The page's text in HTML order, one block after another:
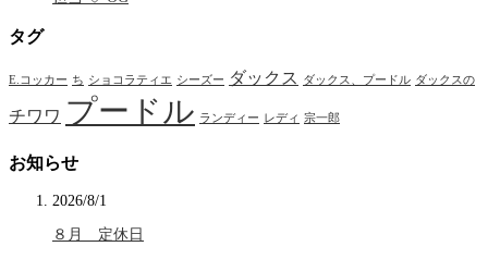
タグ
E.コッカー ち ショコラティエ シーズー ダックス ダックス、プードル ダックスの
チワワ プードル ランディー レディ 宗一郎
お知らせ
2026/8/1
８月 定休日